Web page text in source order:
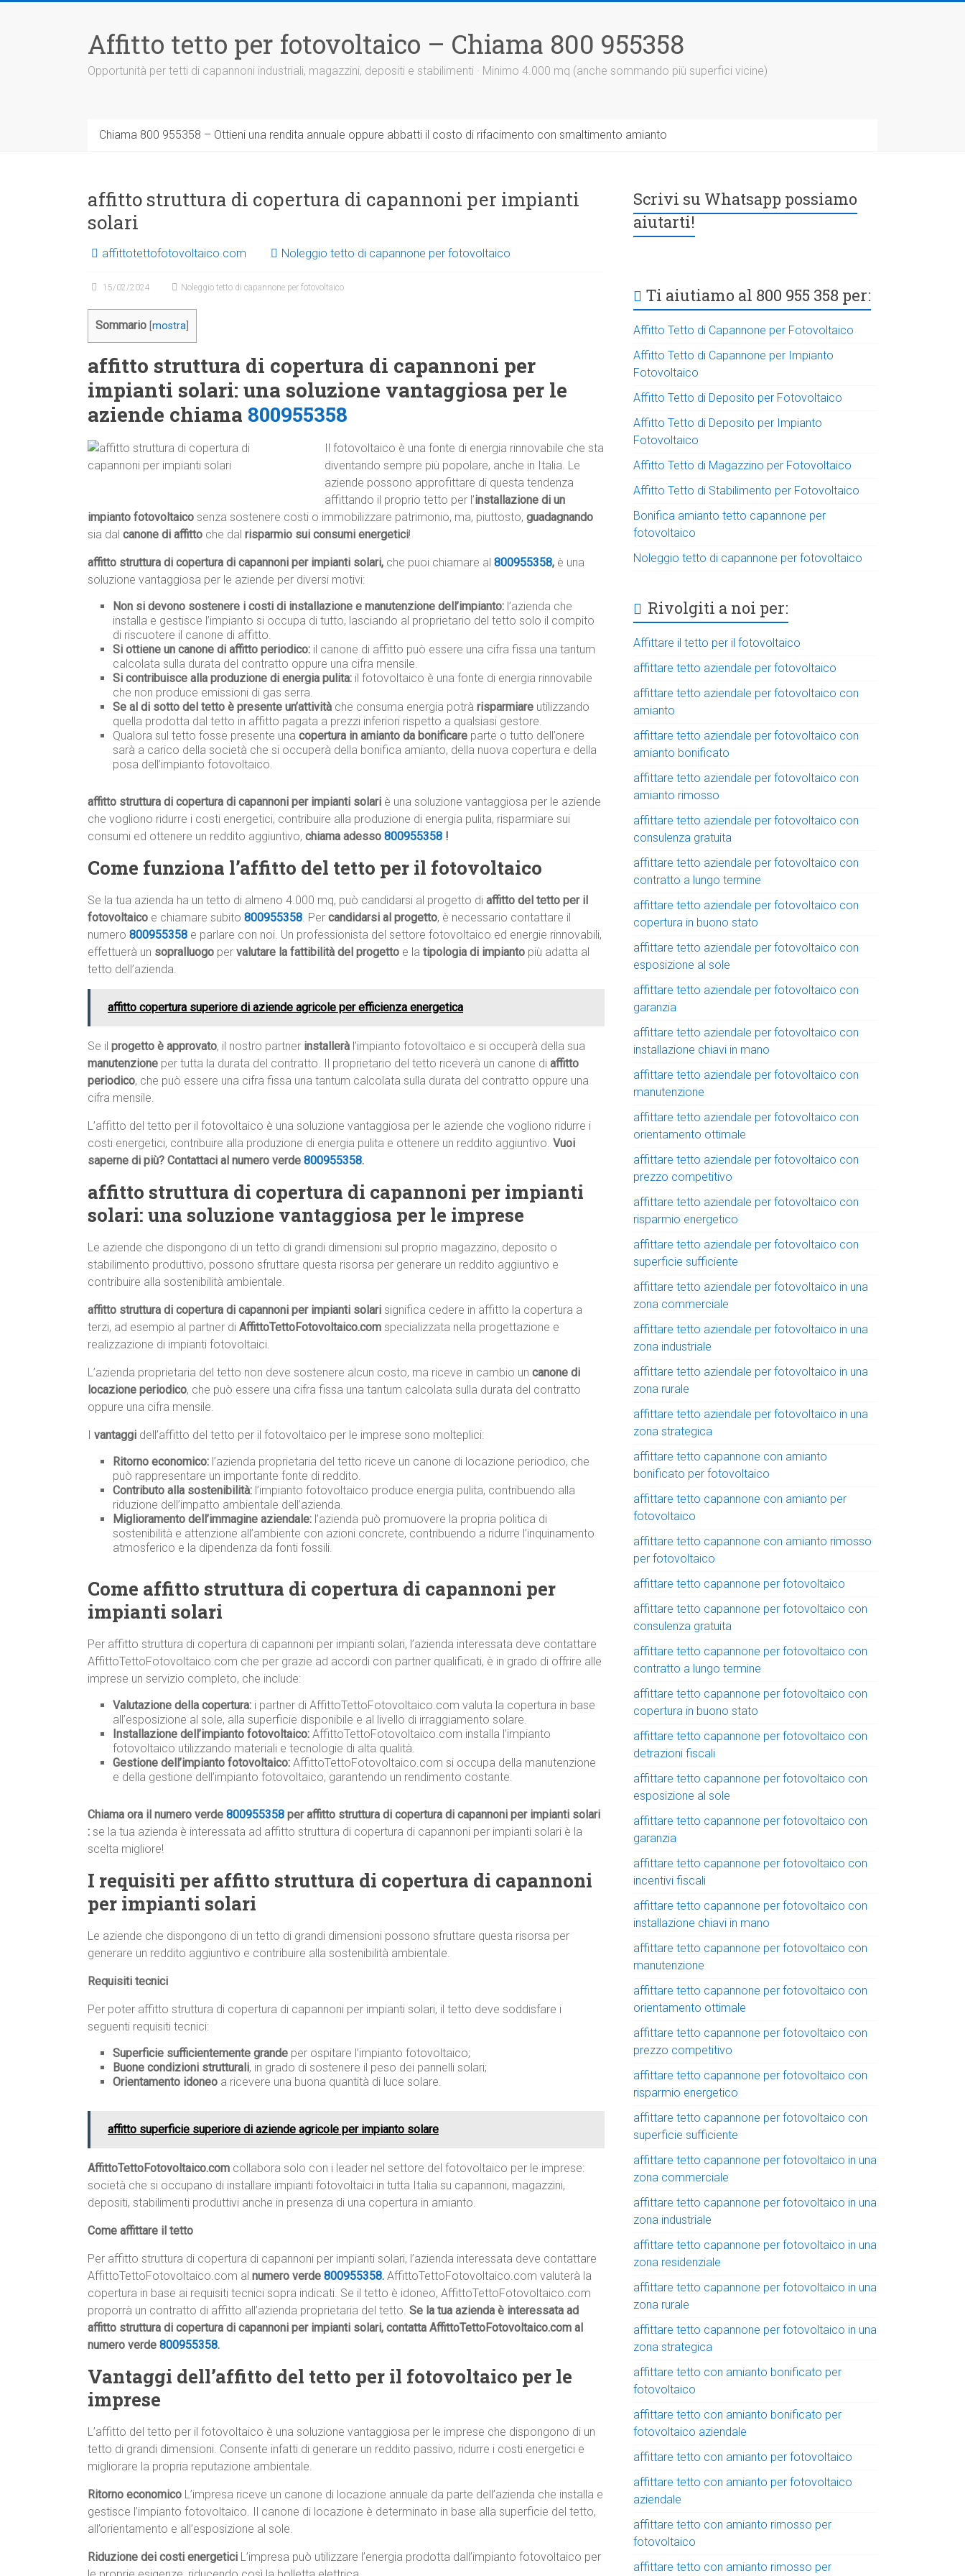
Affitto tetto per fotovoltaico – Chiama 800 955358
Opportunità per tetti di capannoni industriali, magazzini, depositi e stabilimenti · Minimo 4.000 mq (anche sommando più superfici vicine)
Chiama 800 955358 – Ottieni una rendita annuale oppure abbatti il costo di rifacimento con smaltimento amianto
affitto struttura di copertura di capannoni per impianti
solari
affittotettofotovoltaico.com Noleggio tetto di capannone per fotovoltaico
15/02/2024 Noleggio tetto di capannone per fotovoltaico
Sommario mostra
affitto struttura di copertura di capannoni per
impianti solari: una soluzione vantaggiosa per le
aziende chiama 800955358
Il fotovoltaico è una fonte di energia rinnovabile che sta
diventando sempre più popolare, anche in Italia. Le
aziende possono approfittare di questa tendenza
affittando il proprio tetto per l’installazione di un
impianto fotovoltaico senza sostenere costi o immobilizzare patrimonio, ma, piuttosto, guadagnando
sia dal canone di affitto che dal risparmio sui consumi energetici!
affitto struttura di copertura di capannoni per impianti solari, che puoi chiamare al 800955358, è una
soluzione vantaggiosa per le aziende per diversi motivi:
Non si devono sostenere i costi di installazione e manutenzione dell’impianto: l’azienda che
installa e gestisce l’impianto si occupa di tutto, lasciando al proprietario del tetto solo il compito
di riscuotere il canone di affitto.
Si ottiene un canone di affitto periodico: il canone di affitto può essere una cifra fissa una tantum
calcolata sulla durata del contratto oppure una cifra mensile.
Si contribuisce alla produzione di energia pulita: il fotovoltaico è una fonte di energia rinnovabile
che non produce emissioni di gas serra.
Se al di sotto del tetto è presente un’attività che consuma energia potrà risparmiare utilizzando
quella prodotta dal tetto in affitto pagata a prezzi inferiori rispetto a qualsiasi gestore.
Qualora sul tetto fosse presente una copertura in amianto da bonificare parte o tutto dell’onere
sarà a carico della società che si occuperà della bonifica amianto, della nuova copertura e della
posa dell’impianto fotovoltaico.
affitto struttura di copertura di capannoni per impianti solari è una soluzione vantaggiosa per le aziende
che vogliono ridurre i costi energetici, contribuire alla produzione di energia pulita, risparmiare sui
consumi ed ottenere un reddito aggiuntivo, chiama adesso 800955358 !
Come funziona l’affitto del tetto per il fotovoltaico
Se la tua azienda ha un tetto di almeno 4.000 mq, può candidarsi al progetto di affitto del tetto per il
fotovoltaico e chiamare subito 800955358. Per candidarsi al progetto, è necessario contattare il
numero 800955358 e parlare con noi. Un professionista del settore fotovoltaico ed energie rinnovabili,
effettuerà un sopralluogo per valutare la fattibilità del progetto e la tipologia di impianto più adatta al
tetto dell’azienda.
affitto copertura superiore di aziende agricole per efficienza energetica
Se il progetto è approvato, il nostro partner installerà l’impianto fotovoltaico e si occuperà della sua
manutenzione per tutta la durata del contratto. Il proprietario del tetto riceverà un canone di affitto
periodico, che può essere una cifra fissa una tantum calcolata sulla durata del contratto oppure una
cifra mensile.
L’affitto del tetto per il fotovoltaico è una soluzione vantaggiosa per le aziende che vogliono ridurre i
costi energetici, contribuire alla produzione di energia pulita e ottenere un reddito aggiuntivo. Vuoi
saperne di più? Contattaci al numero verde 800955358.
affitto struttura di copertura di capannoni per impianti
solari: una soluzione vantaggiosa per le imprese
Le aziende che dispongono di un tetto di grandi dimensioni sul proprio magazzino, deposito o
stabilimento produttivo, possono sfruttare questa risorsa per generare un reddito aggiuntivo e
contribuire alla sostenibilità ambientale.
affitto struttura di copertura di capannoni per impianti solari significa cedere in affitto la copertura a
terzi, ad esempio al partner di AffittoTettoFotovoltaico.com specializzata nella progettazione e
realizzazione di impianti fotovoltaici.
L’azienda proprietaria del tetto non deve sostenere alcun costo, ma riceve in cambio un canone di
locazione periodico, che può essere una cifra fissa una tantum calcolata sulla durata del contratto
oppure una cifra mensile.
vantaggi dell’affitto del tetto per il fotovoltaico per le imprese sono molteplici:
Ritorno economico: l’azienda proprietaria del tetto riceve un canone di locazione periodico, che
può rappresentare un importante fonte di reddito.
Contributo alla sostenibilità: l’impianto fotovoltaico produce energia pulita, contribuendo alla
riduzione dell’impatto ambientale dell’azienda.
Miglioramento dell’immagine aziendale: l’azienda può promuovere la propria politica di
sostenibilità e attenzione all’ambiente con azioni concrete, contribuendo a ridurre l’inquinamento
atmosferico e la dipendenza da fonti fossili.
Come affitto struttura di copertura di capannoni per
impianti solari
Per affitto struttura di copertura di capannoni per impianti solari, l’azienda interessata deve contattare
AffittoTettoFotovoltaico.com che per grazie ad accordi con partner qualificati, è in grado di offrire alle
imprese un servizio completo, che include:
Valutazione della copertura: i partner di AffittoTettoFotovoltaico.com valuta la copertura in base
all’esposizione al sole, alla superficie disponibile e al livello di irraggiamento solare.
Installazione dell’impianto fotovoltaico: AffittoTettoFotovoltaico.com installa l’impianto
fotovoltaico utilizzando materiali e tecnologie di alta qualità.
Gestione dell’impianto fotovoltaico: AffittoTettoFotovoltaico.com si occupa della manutenzione
e della gestione dell’impianto fotovoltaico, garantendo un rendimento costante.
Chiama ora il numero verde 800955358 per affitto struttura di copertura di capannoni per impianti solari
: se la tua azienda è interessata ad affitto struttura di copertura di capannoni per impianti solari è la
scelta migliore!
I requisiti per affitto struttura di copertura di capannoni
per impianti solari
Le aziende che dispongono di un tetto di grandi dimensioni possono sfruttare questa risorsa per
generare un reddito aggiuntivo e contribuire alla sostenibilità ambientale.
Requisiti tecnici
Per poter affitto struttura di copertura di capannoni per impianti solari, il tetto deve soddisfare i
seguenti requisiti tecnici:
Superficie sufficientemente grande per ospitare l’impianto fotovoltaico;
Buone condizioni strutturali, in grado di sostenere il peso dei pannelli solari;
Orientamento idoneo a ricevere una buona quantità di luce solare.
affitto superficie superiore di aziende agricole per impianto solare
AffittoTettoFotovoltaico.com collabora solo con i leader nel settore del fotovoltaico per le imprese:
società che si occupano di installare impianti fotovoltaici in tutta Italia su capannoni, magazzini,
depositi, stabilimenti produttivi anche in presenza di una copertura in amianto.
Come affittare il tetto
Per affitto struttura di copertura di capannoni per impianti solari, l’azienda interessata deve contattare
AffittoTettoFotovoltaico.com al numero verde 800955358. AffittoTettoFotovoltaico.com valuterà la
copertura in base ai requisiti tecnici sopra indicati. Se il tetto è idoneo, AffittoTettoFotovoltaico.com
proporrà un contratto di affitto all’azienda proprietaria del tetto. Se la tua azienda è interessata ad
affitto struttura di copertura di capannoni per impianti solari, contatta AffittoTettoFotovoltaico.com al
numero verde 800955358.
Vantaggi dell’affitto del tetto per il fotovoltaico per le
imprese
L’affitto del tetto per il fotovoltaico è una soluzione vantaggiosa per le imprese che dispongono di un
tetto di grandi dimensioni. Consente infatti di generare un reddito passivo, ridurre i costi energetici e
migliorare la propria reputazione ambientale.
Ritorno economico L’impresa riceve un canone di locazione annuale da parte dell’azienda che installa e
gestisce l’impianto fotovoltaico. Il canone di locazione è determinato in base alla superficie del tetto,
all’orientamento e all’esposizione al sole.
Riduzione dei costi energetici L’impresa può utilizzare l’energia prodotta dall’impianto fotovoltaico per
Scrivi su Whatsapp possiamo
aiutarti!
Ti aiutiamo al 800 955 358 per:
Affitto Tetto di Capannone per Fotovoltaico
Affitto Tetto di Capannone per Impianto
Fotovoltaico
Affitto Tetto di Deposito per Fotovoltaico
Affitto Tetto di Deposito per Impianto
Fotovoltaico
Affitto Tetto di Magazzino per Fotovoltaico
Affitto Tetto di Stabilimento per Fotovoltaico
Bonifica amianto tetto capannone per
fotovoltaico
Noleggio tetto di capannone per fotovoltaico
Rivolgiti a noi per:
Affittare il tetto per il fotovoltaico
affittare tetto aziendale per fotovoltaico
affittare tetto aziendale per fotovoltaico con
amianto
affittare tetto aziendale per fotovoltaico con
amianto bonificato
affittare tetto aziendale per fotovoltaico con
amianto rimosso
affittare tetto aziendale per fotovoltaico con
consulenza gratuita
affittare tetto aziendale per fotovoltaico con
contratto a lungo termine
affittare tetto aziendale per fotovoltaico con
copertura in buono stato
affittare tetto aziendale per fotovoltaico con
esposizione al sole
affittare tetto aziendale per fotovoltaico con
garanzia
affittare tetto aziendale per fotovoltaico con
installazione chiavi in mano
affittare tetto aziendale per fotovoltaico con
manutenzione
affittare tetto aziendale per fotovoltaico con
orientamento ottimale
affittare tetto aziendale per fotovoltaico con
prezzo competitivo
affittare tetto aziendale per fotovoltaico con
risparmio energetico
affittare tetto aziendale per fotovoltaico con
superficie sufficiente
affittare tetto aziendale per fotovoltaico in una
zona commerciale
affittare tetto aziendale per fotovoltaico in una
zona industriale
affittare tetto aziendale per fotovoltaico in una
zona rurale
affittare tetto aziendale per fotovoltaico in una
zona strategica
affittare tetto capannone con amianto
bonificato per fotovoltaico
affittare tetto capannone con amianto per
fotovoltaico
affittare tetto capannone con amianto rimosso
per fotovoltaico
affittare tetto capannone per fotovoltaico
affittare tetto capannone per fotovoltaico con
consulenza gratuita
affittare tetto capannone per fotovoltaico con
contratto a lungo termine
affittare tetto capannone per fotovoltaico con
copertura in buono stato
affittare tetto capannone per fotovoltaico con
detrazioni fiscali
affittare tetto capannone per fotovoltaico con
esposizione al sole
affittare tetto capannone per fotovoltaico con
garanzia
affittare tetto capannone per fotovoltaico con
incentivi fiscali
affittare tetto capannone per fotovoltaico con
installazione chiavi in mano
affittare tetto capannone per fotovoltaico con
manutenzione
affittare tetto capannone per fotovoltaico con
orientamento ottimale
affittare tetto capannone per fotovoltaico con
prezzo competitivo
affittare tetto capannone per fotovoltaico con
risparmio energetico
affittare tetto capannone per fotovoltaico con
superficie sufficiente
affittare tetto capannone per fotovoltaico in una
zona commerciale
affittare tetto capannone per fotovoltaico in una
zona industriale
affittare tetto capannone per fotovoltaico in una
zona residenziale
affittare tetto capannone per fotovoltaico in una
zona rurale
affittare tetto capannone per fotovoltaico in una
zona strategica
affittare tetto con amianto bonificato per
fotovoltaico
affittare tetto con amianto bonificato per
fotovoltaico aziendale
affittare tetto con amianto per fotovoltaico
affittare tetto con amianto per fotovoltaico
aziendale
affittare tetto con amianto rimosso per
fotovoltaico
affittare tetto con amianto rimosso per